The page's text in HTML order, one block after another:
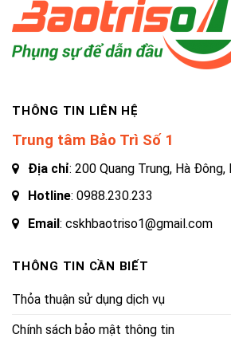
THÔNG TIN LIÊN HỆ
Trung tâm Bảo Trì Số 1
Địa chỉ: 200 Quang Trung, Hà Đông,
Hotline: 0988.230.233
Email: cskhbaotriso1@gmail.com
THÔNG TIN CẦN BIẾT
Thỏa thuận sử dụng dịch vụ
Chính sách bảo mật thông tin